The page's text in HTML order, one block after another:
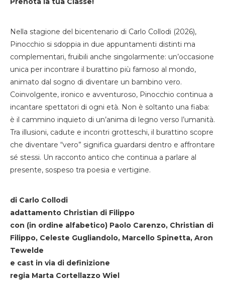
Nella stagione del bicentenario di Carlo Collodi (2026),
Pinocchio si sdoppia in due appuntamenti distinti ma
complementari, fruibili anche singolarmente: un’occasione
unica per incontrare il burattino più famoso al mondo,
animato dal sogno di diventare un bambino vero.
Coinvolgente, ironico e avventuroso, Pinocchio continua a
incantare spettatori di ogni età. Non è soltanto una fiaba:
è il cammino inquieto di un’anima di legno verso l’umanità.
Tra illusioni, cadute e incontri grotteschi, il burattino scopre
che diventare “vero” significa guardarsi dentro e affrontare
sé stessi. Un racconto antico che continua a parlare al
presente, sospeso tra poesia e vertigine.
di Carlo Collodi
adattamento Christian di Filippo
con (in ordine alfabetico) Paolo Carenzo, Christian di
Filippo, Celeste Gugliandolo, Marcello Spinetta, Aron
Tewelde
e cast in via di definizione
regia Marta Cortellazzo Wiel